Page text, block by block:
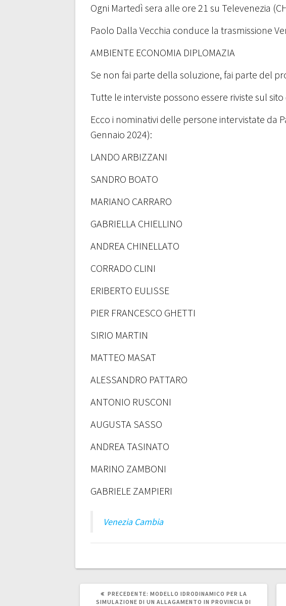
Ogni Martedì sera alle ore 21 su Televenezia
Paolo Dalla Vecchia conduce la trasmissione
AMBIENTE ECONOMIA DIPLOMAZIA
Se non fai parte della soluzione, fai parte del
Tutte le interviste possono essere riviste sul sito
Ecco i nominativi delle persone intervistate da
Gennaio 2024):
LANDO ARBIZZANI
SANDRO BOATO
MARIANO CARRARO
GABRIELLA CHIELLINO
ANDREA CHINELLATO
CORRADO CLINI
ERIBERTO EULISSE
PIER FRANCESCO GHETTI
SIRIO MARTIN
MATTEO MASAT
ALESSANDRO PATTARO
ANTONIO RUSCONI
AUGUSTA SASSO
ANDREA TASINATO
MARINO ZAMBONI
GABRIELE ZAMPIERI
Venezia Cambia
PRECEDENTE: ARTICOLO
PRECEDENTE:
MODELLO IDRODINAMICO PER LA
SIMULAZIONE DI UN ALLAGAMENTO IN PROVINCIA DI